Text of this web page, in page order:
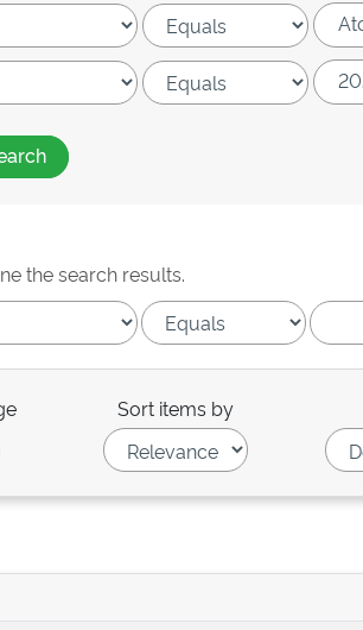
the search results.
Sort items by